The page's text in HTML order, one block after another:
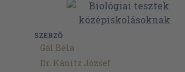
SZERZŐ
Gál Béla
Dr. Kánitz József